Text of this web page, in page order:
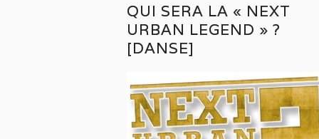
QUI SERA LA « NEXT
URBAN LEGEND » ?
[DANSE]